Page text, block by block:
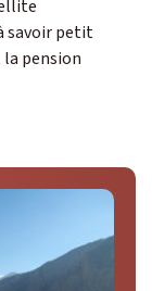
savoir petit
pension